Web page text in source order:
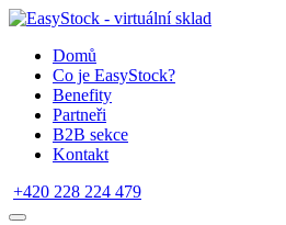
Domů
Co je EasyStock?
Benefity
Partneři
B2B sekce
Kontakt
+420 228 224 479